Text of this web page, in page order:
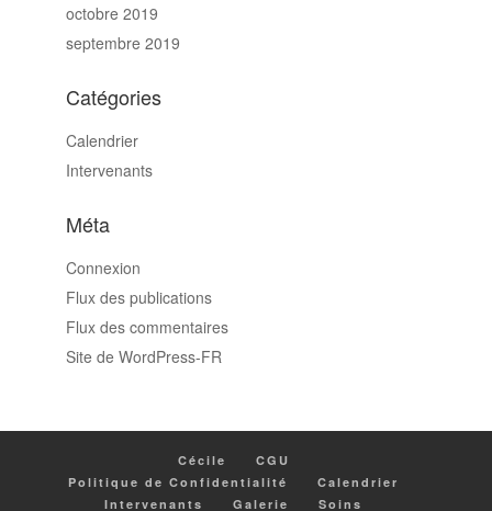
octobre 2019
septembre 2019
Catégories
Calendrier
Intervenants
Méta
Connexion
Flux des publications
Flux des commentaires
Site de WordPress-FR
Cécile
CGU
Politique de Confidentialité
Calendrier
Intervenants
Galerie Soins